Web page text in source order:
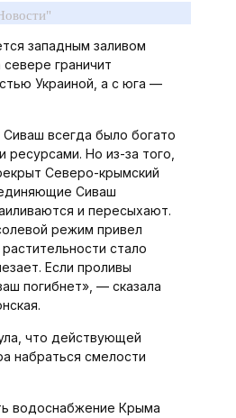
западным заливом
граничит
Украиной, а с юга —
Сиваш всегда было богато
Но из-за того,
Северо-крымский
Сиваш
и пересыхают.
режим привел
стало
Если проливы
погибнет», — сказала
что действующей
набраться смелости
водоснабжение Крыма